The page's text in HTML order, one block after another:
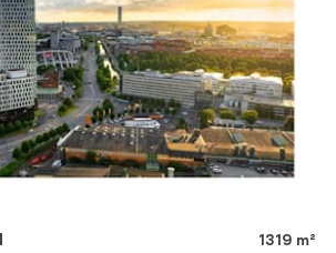
1319 m²